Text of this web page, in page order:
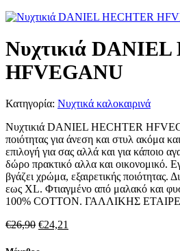
Νυχτικιά
HFVEGANU
Κατηγορία: Νυχτικά καλοκαιρινά
Νυχτικιά DANIEL HECHTER
ποιότητας για άνεση και στυλ ακόμα
επιλογή για σας αλλά και για κάποιο
δώρο πρακτικό αλλα και οικονομικό.
βγάζει χρώμα, εξαιρετικής ποιότητας.
εως XL. Φτιαγμένο από μαλακό και
100% COTTON. ΓΑΛΛΙΚΗΣ
€26,90 Original
€24,21